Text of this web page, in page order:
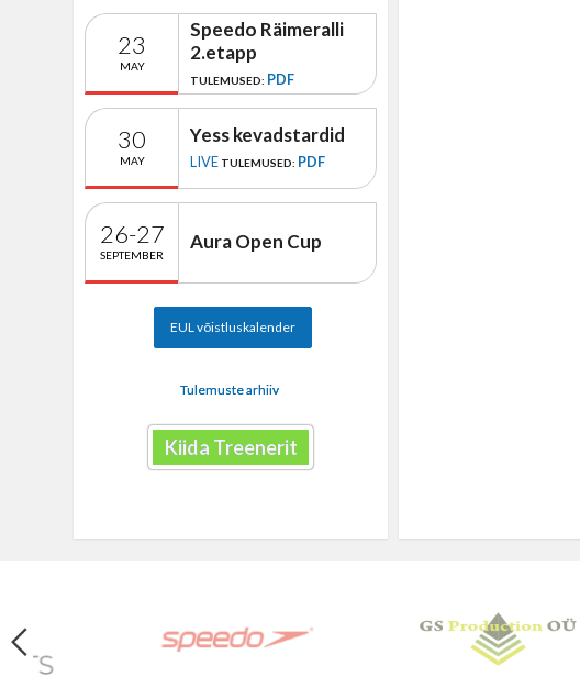
23
MAY
Speedo Räimeralli
2.etapp
TULEMUSED: PDF
30
MAY
Yess kevadstardid
LIVE TULEMUSED: PDF
26-27
SEPTEMBER
Aura Open Cup
EUL võistluskalender
Tulemuste arhiiv
Kiida Treenerit